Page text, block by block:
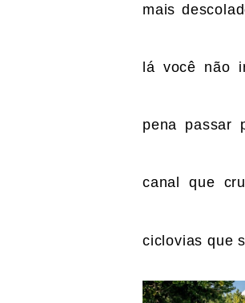
mais
lá você não
pena passar
canal que
ciclovias que